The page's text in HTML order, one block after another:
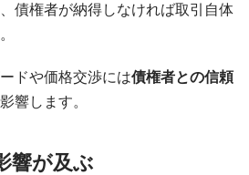
債権者が納得しなければ取引自体
ドや価格交渉には債権者との信頼
響します。
響が及ぶ